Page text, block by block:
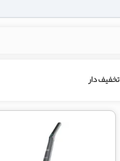
تخفیف دار